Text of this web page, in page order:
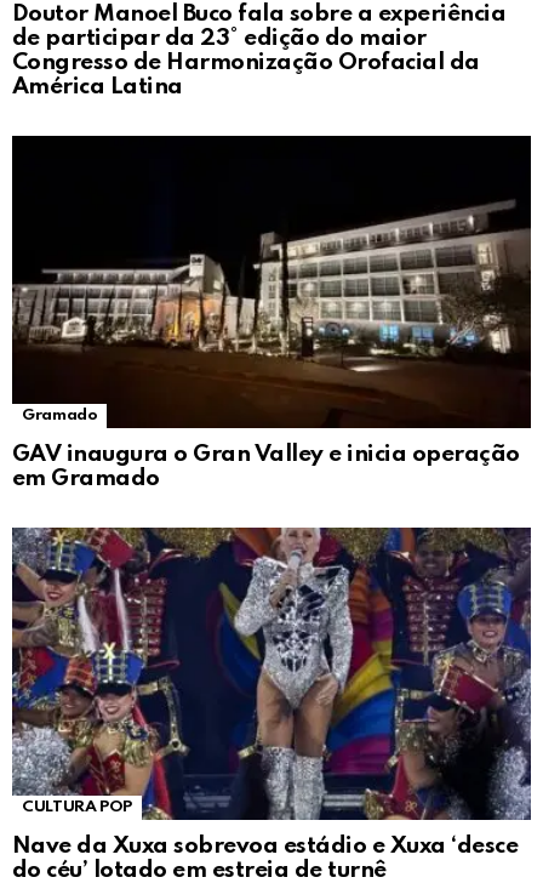
Doutor Manoel Buco fala sobre a experiência
de participar da 23° edição do maior
Congresso de Harmonização Orofacial da
América Latina
Gramado
GAV inaugura o Gran Valley e inicia operação
em Gramado
CULTURA POP
Nave da Xuxa sobrevoa estádio e Xuxa ‘desce
do céu’ lotado em estreia de turnê